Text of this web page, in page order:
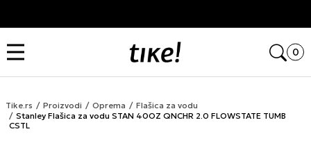
0
Tike.rs Proizvodi Oprema
Flašica za vodu
Stanley Flašica za vodu STAN 40OZ QNCHR 2.0 FLOWSTATE TUMB
CSTL